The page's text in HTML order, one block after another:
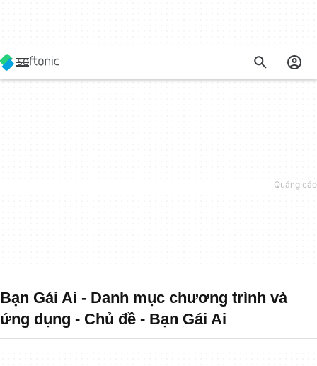
Bạn Gái Ai - Danh mục chương trình và
ứng dụng - Chủ đề - Bạn Gái Ai